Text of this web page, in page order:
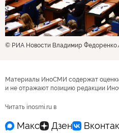
© РИА Новости Владимир Федоренко
Материалы ИноСМИ содержат
и не отражают позицию редакции
Читать inosmi.ru в